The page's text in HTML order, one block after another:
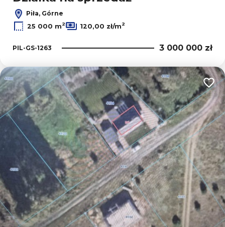
Piła, Górne
25 000 m2 120,00 zł/m2
PIL-GS-1263 3 000 000 zł